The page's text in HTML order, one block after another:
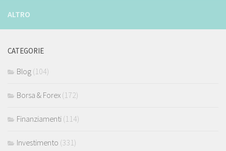
ALTRO
CATEGORIE
Blog (104)
Borsa & Forex (172)
Finanziamenti (114)
Investimento (331)